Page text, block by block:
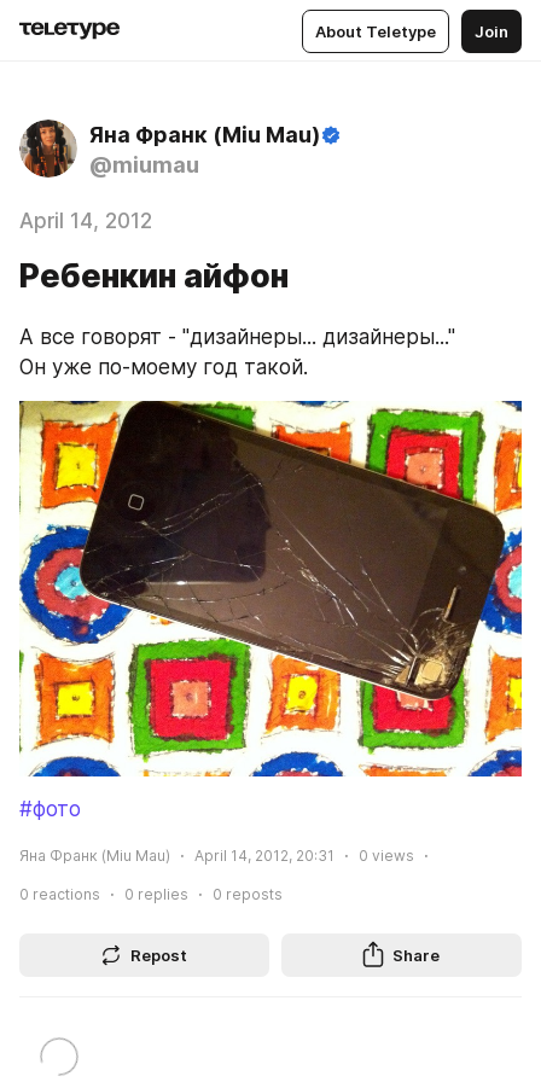
About Teletype Join
Яна Франк (Miu Mau)
@miumau
April 14, 2012
Ребенкин айфон
А все говорят - "дизайнеры... дизайнеры..."
Он уже по-моему год такой.
#фото
Яна Франк (Miu Mau) April 14, 2012, 20:31 0 views
0 reactions 0 replies 0 reposts
Repost Share